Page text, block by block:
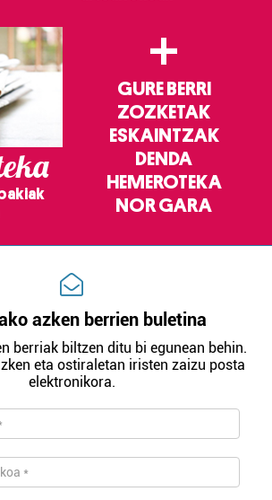
+
GURE BERRI
ZOZKETAK
ESKAINTZAK
DENDA
HEMEROTEKA
NOR GARA
azken berrien buletina
berriak biltzen ditu bi egunean behin.
eta ostiraletan iristen zaizu posta
elektronikora.